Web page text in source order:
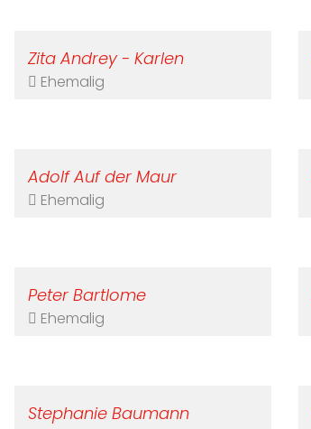
Zita Andrey - Karlen
Ehemalig
Adolf Auf der Maur
Ehemalig
Peter Bartlome
Ehemalig
Stephanie Baumann